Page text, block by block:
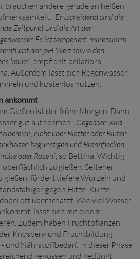
brauchen andere gerade an heißen
„Entscheidend sind die
Zeitpunkt und die Art der
Es ist temperiert, mineralarm,
den pH-Wert sowie den
kaum“, empfiehlt bellaflora
Außerdem lässt sich Regenwasser
und kostenlos nutzen.
ankommt
Gießen ist der frühe Morgen. Dann
gut aufnehmen. „Gegossen wird
nicht über Blätter oder Blüten.
begünstigen und Brennflecken
oder Rosen“, so Bettina. Wichtig
zu gießen. Seltener,
gießen, fördert tiefere Wurzeln und
gegen Hitze. Kurze
oft überschätzt. Wie viel Wasser
lässt sich mit einem
Zudem haben Fruchtpflanzen
Knospen- und Fruchtbildung
und Nährstoffbedarf. In dieser Phase
gegossen und gedüngt